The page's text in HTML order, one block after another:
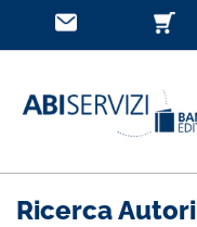
Ricerca Autori